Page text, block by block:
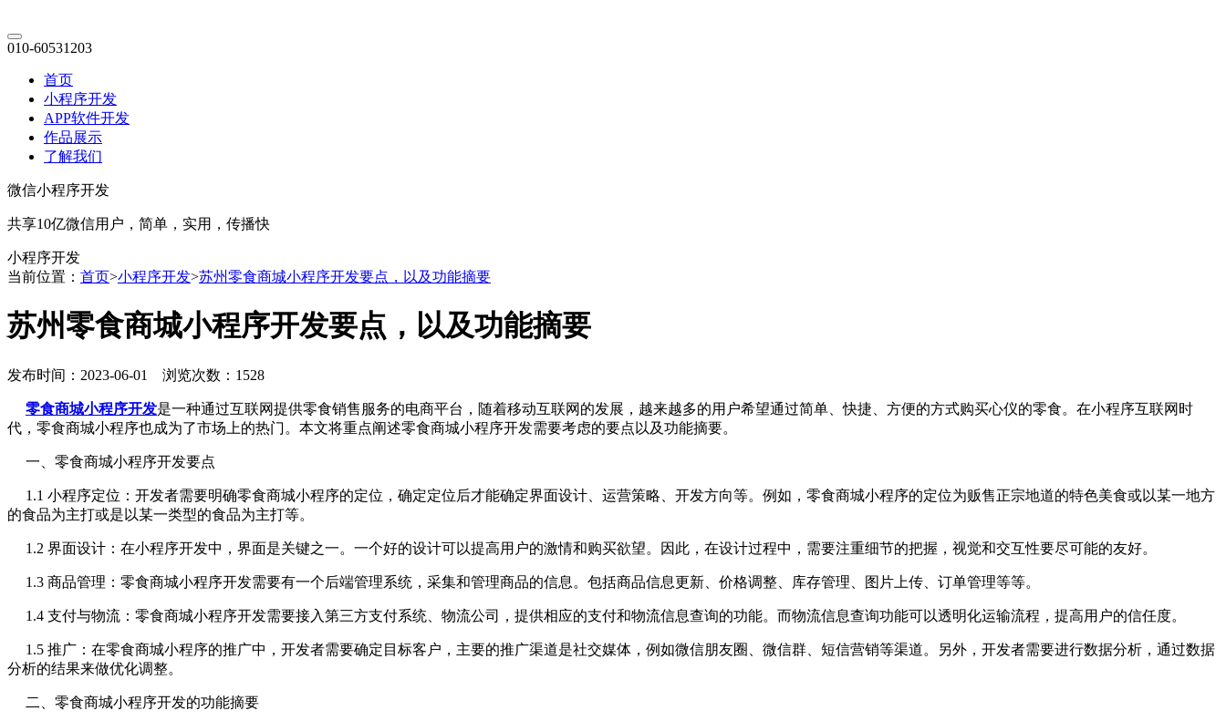
010-60531203
首页
小程序开发
APP软件开发
作品展示
了解我们
微信小程序开发
共享10亿微信用户，简单，实用，传播快
小程序开发
当前位置： 首页>小程序开发>苏州零食商城小程序开发要点，以及功能摘要
苏州零食商城小程序开发要点，以及功能摘要
发布时间：2023-06-01 浏览次数：1528
零食商城小程序开发是一种通过互联网提供零食销售服务的电商平台，随着移动互联网的发展，越来越多的用户希望通过简单、快捷、方便的方式购买心仪的零食。在小程序互联网时
代，零食商城小程序也成为了市场上的热门。本文将重点阐述零食商城小程序开发需要考虑的要点以及功能摘要。
一、零食商城小程序开发要点
1.1 小程序定位：开发者需要明确零食商城小程序的定位，确定定位后才能确定界面设计、运营策略、开发方向等。例如，零食商城小程序的定位为贩售正宗地道的特色美食或以某一地方
的食品为主打或是以某一类型的食品为主打等。
1.2 界面设计：在小程序开发中，界面是关键之一。一个好的设计可以提高用户的激情和购买欲望。因此，在设计过程中，需要注重细节的把握，视觉和交互性要尽可能的友好。
1.3 商品管理：零食商城小程序开发需要有一个后端管理系统，采集和管理商品的信息。包括商品信息更新、价格调整、库存管理、图片上传、订单管理等等。
1.4 支付与物流：零食商城小程序开发需要接入第三方支付系统、物流公司，提供相应的支付和物流信息查询的功能。而物流信息查询功能可以透明化运输流程，提高用户的信任度。
1.5 推广：在零食商城小程序的推广中，开发者需要确定目标客户，主要的推广渠道是社交媒体，例如微信朋友圈、微信群、短信营销等渠道。另外，开发者需要进行数据分析，通过数据
分析的结果来做优化调整。
二、零食商城小程序开发的功能摘要